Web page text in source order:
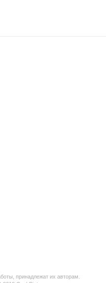
принадлежат их авторам.